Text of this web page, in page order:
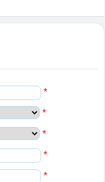
*
*
*
*
*